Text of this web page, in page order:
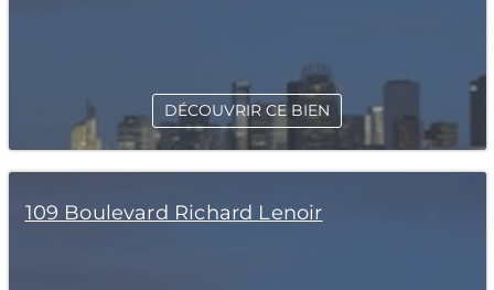
DÉCOUVRIR CE BIEN
109 Boulevard Richard Lenoir